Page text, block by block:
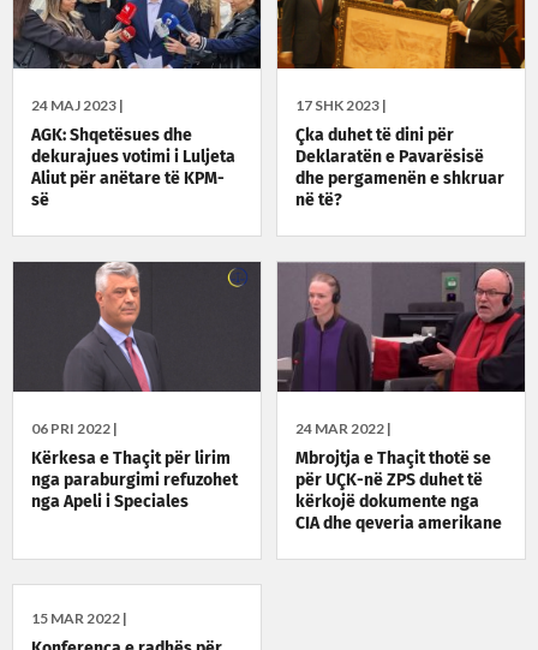
24 MAJ 2023 |
AGK: Shqetësues dhe
dekurajues votimi i Luljeta
Aliut për anëtare të KPM-
së
17 SHK 2023 |
Çka duhet të dini për
Deklaratën e Pavarësisë
dhe pergamenën e shkruar
në të?
06 PRI 2022 |
Kërkesa e Thaçit për lirim
nga paraburgimi refuzohet
nga Apeli i Speciales
24 MAR 2022 |
Mbrojtja e Thaçit thotë se
për UÇK-në ZPS duhet të
kërkojë dokumente nga
CIA dhe qeveria amerikane
15 MAR 2022 |